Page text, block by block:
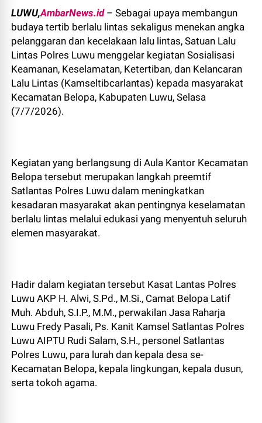
LUWU,AmbarNews.id – Sebagai upaya membangun
budaya tertib berlalu lintas sekaligus menekan angka
pelanggaran dan kecelakaan lalu lintas, Satuan Lalu
Lintas Polres Luwu menggelar kegiatan Sosialisasi
Keamanan, Keselamatan, Ketertiban, dan Kelancaran
Lalu Lintas (Kamseltibcarlantas) kepada masyarakat
Kecamatan Belopa, Kabupaten Luwu, Selasa
(7/7/2026).
Kegiatan yang berlangsung di Aula Kantor Kecamatan
Belopa tersebut merupakan langkah preemtif
Satlantas Polres Luwu dalam meningkatkan
kesadaran masyarakat akan pentingnya keselamatan
berlalu lintas melalui edukasi yang menyentuh seluruh
elemen masyarakat.
Hadir dalam kegiatan tersebut Kasat Lantas Polres
Luwu AKP H. Alwi, S.Pd., M.Si., Camat Belopa Latif
Muh. Abduh, S.I.P., M.M., perwakilan Jasa Raharja
Luwu Fredy Pasali, Ps. Kanit Kamsel Satlantas Polres
Luwu AIPTU Rudi Salam, S.H., personel Satlantas
Polres Luwu, para lurah dan kepala desa se-
Kecamatan Belopa, kepala lingkungan, kepala dusun,
serta tokoh agama.